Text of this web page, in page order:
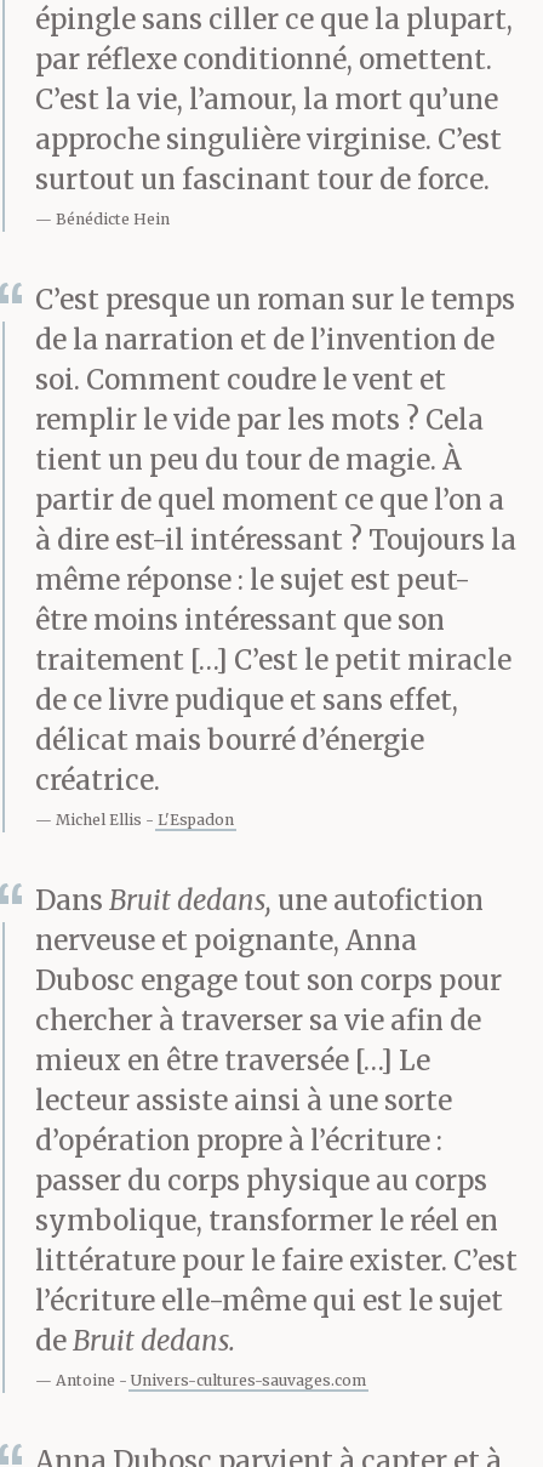
Ronald, les
quatre toutous seraient
l’équivalent canin de sa
fratrie. Une de
ses vieilles marottes,
avec les ravages de
l’alcool et la
pollution des rivières
par la pilule
contraceptive. Je n’ai
jamais réussi à lui faire
parler d’autre chose,
comme si ces trois
fixettes recelaient tous
les mystères de
l’univers. Asia retire un
écouteur et se penche
entre les
deux banquettes :
– On arrive bientôt,
maman ?
– Oui, oui, on est
presque arrivé.
– Dans combien de
temps ?
épingle sans ciller ce que la plupart,
par réflexe conditionné, omettent.
C’est la vie, l’amour, la mort qu’une
approche singulière virginise. C’est
surtout un fascinant tour de force.
Bénédicte Hein
C’est presque un roman sur le temps
de la narration et de l’invention de
soi. Comment coudre le vent et
remplir le vide par les mots ? Cela
tient un peu du tour de magie. À
partir de quel moment ce que l’on a
à dire est-il intéressant ? Toujours la
même réponse : le sujet est peut-
être moins intéressant que son
traitement […] C’est le petit miracle
de ce livre pudique et sans effet,
délicat mais bourré d’énergie
créatrice.
Michel Ellis L'Espadon
Dans Bruit dedans, une autofiction
nerveuse et poignante, Anna
Dubosc engage tout son corps pour
chercher à traverser sa vie afin de
mieux en être traversée […] Le
lecteur assiste ainsi à une sorte
d’opération propre à l’écriture :
passer du corps physique au corps
symbolique, transformer le réel en
littérature pour le faire exister. C’est
l’écriture elle-même qui est le sujet
deBruit dedans.
Antoine Univers-cultures-sauvages.com